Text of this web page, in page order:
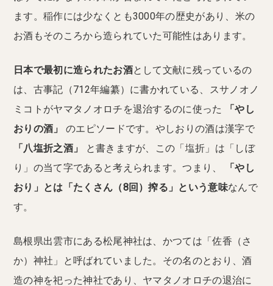
ます。稲作には少なくとも3000年の歴史があり、米の
お酒もそのころから造られていた可能性はあります。
日本で最初に造られたお酒として文献に残っているの
は、古事記（712年編纂）に書かれている、スサノオノ
ミコトがヤマタノオロチを退治するのに使った
「やし
おりの酒」
のエピソードです。やしおりの酒は漢字で
「八塩折之酒」
と書きますが、この「塩折」は「しぼ
り」の当て字であると考えられます。つまり、
「やし
おり」とは「たくさん（8回）搾る」という意味なんで
す。
島根県出雲市にある松尾神社は、かつては「佐香（さ
か）神社」と呼ばれていました。その名のとおり、酒
造の神を祀った神社であり、ヤマタノオロチの退治に